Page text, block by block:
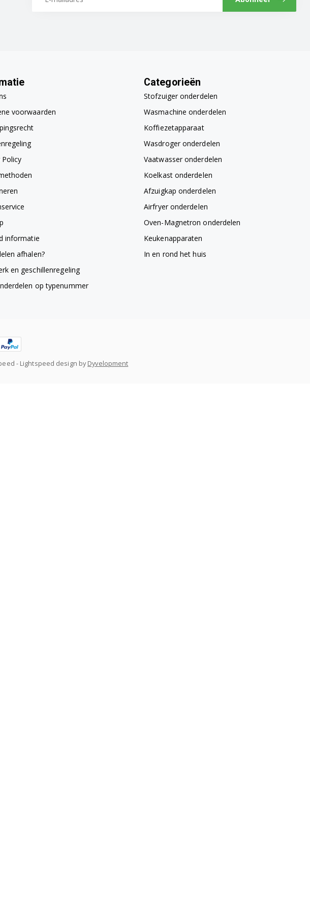
voorwaarden
Policy
informatie
afhalen?
en geschillenregeling
op typenummer
Categorieën
Stofzuiger onderdelen
Wasmachine onderdelen
Koffiezetapparaat
Wasdroger onderdelen
Vaatwasser onderdelen
Koelkast onderdelen
Afzuigkap onderdelen
Airfryer onderdelen
Oven-Magnetron onderdelen
Keukenapparaten
In en rond het huis
- Lightspeed design by Dyvelopment